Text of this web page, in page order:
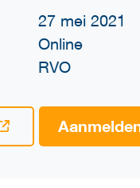
27 mei 2021
Online
RVO